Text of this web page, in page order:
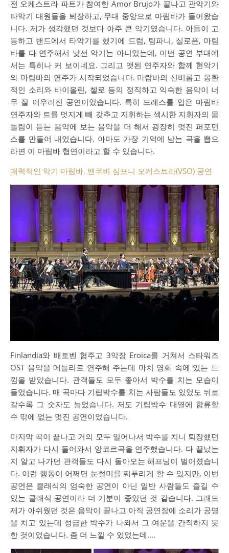
전 오케스트라 파트가 참여한 Amor Brujo가 끝나고 관악기와
타악기 대원들을 퇴장하고, 무대 중앙으로 마림바가 들어왔습
니다. 제가 생각했던 것보다 아주 큰 악기였습니다. 아들이 고
등하고 밴드에서 타악기를 했기에 드럼, 팀파니, 실로폰, 마림
바를 다 연주해서 낯선 악기는 아니었는데, 이번 공연 부대에
서는 특히나 커 보이네요. 그리고 앳된 연주자와 함께 현악기
와 마림바의 연주가 시작되었습니다. 마람바의 신비롭고 몽환
적인 소리와 바이올린, 첼로 등의 정직하고 익숙한 음악이 너
무 잘 어우러진 공연이었습니다. 특히 드레스를 입은 마림바
연주자와 트를 멋지게 빼 갖추고 지휘하는 섹시한 지휘자의 몸
놀림이 듣는 음악에 보는 음악을 더 해서 굉장히 멋진 퍼포먼
스를 만들어 내었습니다. 아마도 가장 기억에 남는 곡을 뽑으
라면 이 마림바 협연이라고 할 수 있습니다.
매력적인 악기 마림바, 밴쿠버 심포니 오케스트라(VSO) 공연
Finlandia와 배토벤 협주고 3악장 Eroica를 거쳐서 스타워즈
OST 음악을 메들리로 연주해 주는데 마치 영화 속에 있는 느
낌을 받았습니다. 관객들도 모두 좋아서 박수를 치는 모습이
들었습니다. 매 곡마다 기립박수를 치는 사람들도 있었도 뒤로
갈수록 그 숫자도 늘었습니다. 저도 기립박수 대열에 합류할
수 맊에 없는 멋진 공연이었습니다.
마지막 곡이 끝나고 거의 모두 일어나서 박수를 치니 퇴장했던
지휘자가 다시 들어와서 앙코르곡을 연주했습니다. 다 끝났는
지 알고 나가던 관객들도 다시 돌아오는 해프닝이 벌어졌습니
다. 이런 행동이 어쩌면 눈썰미를 찌푸리게 할 수 있지만, 이번
공연은 클래식의 엄숙한 공연이 아닌 일반 사람들도 즐길 수
있는 클래식 공연이라 더 기분이 좋았던 것 같습니다. 그래도
제가 아쉬웠던 것은 음악이 끝나고 아직 공연장에 소리가 공명
을 치고 있는데 성급한 박수가 나와서 그 여운을 간직하지 못
한 것이었습니다. 좀 더 느낄 수 있었는데….